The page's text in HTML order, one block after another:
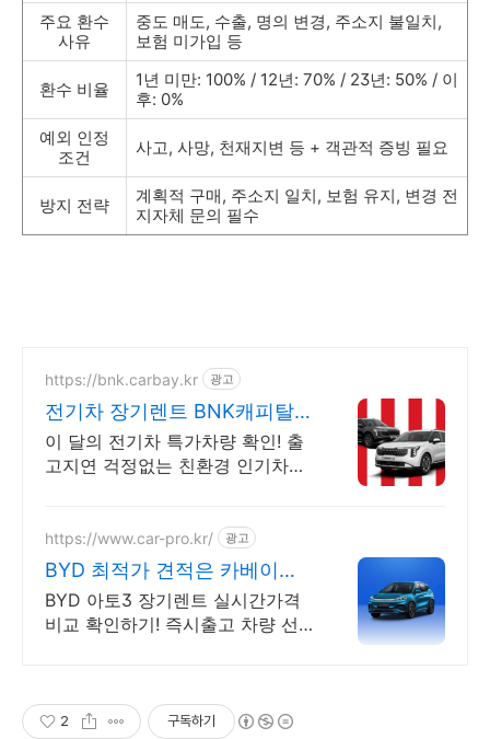
주요 환수
사유
중도 매도, 수출, 명의 변경, 주소지 불일치,
보험 미가입 등
환수 비율
1년 미만: 100% / 12년: 70% / 23년: 50% / 이
후: 0%
예외 인정
조건
사고, 사망, 천재지변 등 + 객관적 증빙 필요
방지 전략
계획적 구매, 주소지 일치, 보험 유지, 변경 전
지자체 문의 필수
https://bnk.carbay.kr 광고
전기차 장기렌트 BNK캐피탈
전기차 인기모델 타임특가
이 달의 전기차 특가차량 확인! 출
고지연 걱정없는 친환경 인기차량
로 선점하자!
https://www.car-pro.kr/ 광고
BYD 최적가 견적은 카베이
BYD 특가차량 무료견적
BYD 아토3 장기렌트 실시간가격
비교 확인하기! 즉시출고 차량 선
2 구독하기